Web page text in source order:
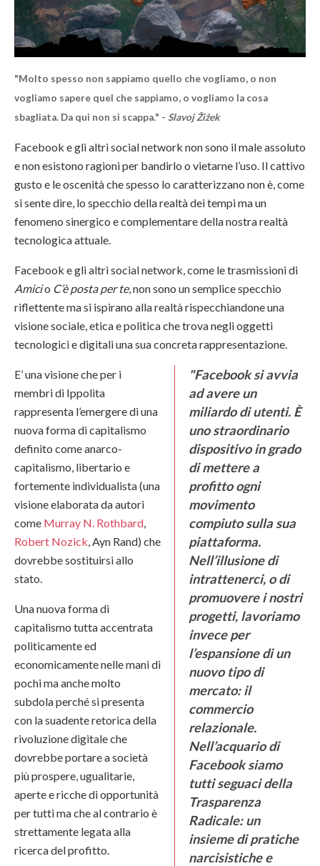
"Molto spesso non sappiamo quello che vogliamo, o non
vogliamo sapere quel che sappiamo, o vogliamo la cosa
sbagliata. Da qui non si scappa." - Slavoj Žižek
Facebook e gli altri social network non sono il male assoluto
e non esistono ragioni per bandirlo o vietarne l’uso. Il cattivo
gusto e le oscenità che spesso lo caratterizzano non è, come
si sente dire, lo specchio della realtà dei tempi ma un
fenomeno sinergico e complementare della nostra realtà
tecnologica attuale.
Facebook e gli altri social network, come le trasmissioni di
Amicio C’è posta per te, non sono un semplice specchio
riflettente ma si ispirano alla realtà rispecchiandone una
visione sociale, etica e politica che trova negli oggetti
tecnologici e digitali una sua concreta rappresentazione.
"Facebooksi avvia
ad avere un
miliardo di utenti. È
uno straordinario
dispositivo in grado
di mettere a
profitto ogni
movimento
compiuto sulla sua
piattaforma.
Nell’illusione di
intrattenerci, o di
promuovere i nostri
progetti, lavoriamo
invece per
l’espansione di un
nuovo tipo di
mercato: il
commercio
relazionale.
Nell’acquario di
Facebooksiamo
tutti seguaci della
Trasparenza
Radicale: un
insieme dipratiche
narcisistichee
E’ una visione che per i
membri di Ippolita
rappresenta l’emergere di una
nuova forma di capitalismo
definito come anarco-
capitalismo, libertario e
fortemente individualista (una
visione elaborata da autori
come Murray N. Rothbard,
Robert Nozick,Ayn Rand) che
dovrebbe sostituirsi allo
stato.
Una nuova forma di
capitalismo tutta accentrata
politicamente ed
economicamente nelle mani di
pochi ma anche molto
subdola perché si presenta
con la suadente retorica della
rivoluzione digitale che
dovrebbe portare a società
più prospere, ugualitarie,
aperte e ricche di opportunità
per tutti ma che al contrario è
strettamente legata alla
ricerca del profitto.